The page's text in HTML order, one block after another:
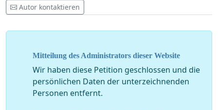
Autor kontaktieren
Mitteilung des Administrators dieser Website
Wir haben diese Petition geschlossen und die
persönlichen Daten der unterzeichnenden
Personen entfernt.